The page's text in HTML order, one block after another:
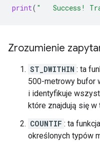
print( "   Success!
Zrozumienie
ST_DWITHIN : ta
500-metrowy bufor
i identyfikuje
które znajdują się w
COUNTIF : ta
określonych typów